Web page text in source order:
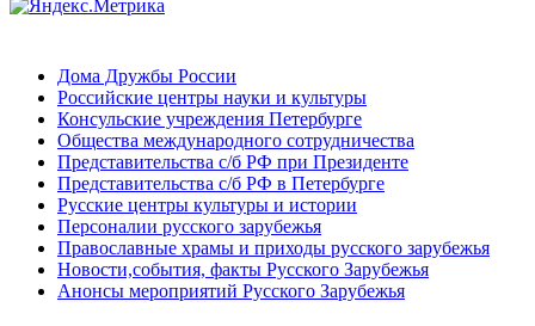
Дома Дружбы России
Российские центры науки и культуры
Консульские учреждения Петербурге
Общества международного сотрудничества
Представительства с/б РФ при Президенте
Представительства с/б РФ в Петербурге
Русские центры культуры и истории
Персоналии русского зарубежья
Православные храмы и приходы русского зарубежья
Новости,события, факты Русского Зарубежья
Анонсы мероприятий Русского Зарубежья